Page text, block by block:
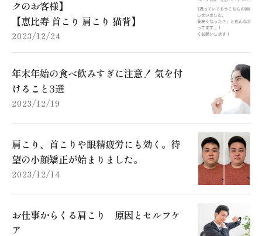
クのお客様】
【恵比寿 首こり 肩こり 猫背】
2023/12/24
年末年始の食べ飲みすぎに注意！ 気を付
けること3選
2023/12/19
肩こり、首こりや眼精疲労にも効く。待
望の小顔矯正が始まりました。
2023/12/14
お仕事からくる肩こり 原因とセルフケ
ア